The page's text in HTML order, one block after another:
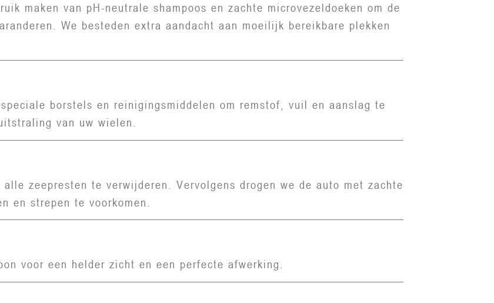
maken van pH-neutrale shampoos en zachte microvezeldoeken om de
We besteden extra aandacht aan moeilijk bereikbare plekken
borstels en reinigingsmiddelen om remstof, vuil en aanslag te
van uw wielen.
zeepresten te verwijderen. Vervolgens drogen we de auto met zachte
en strepen te voorkomen.
voor een helder zicht en een perfecte afwerking.